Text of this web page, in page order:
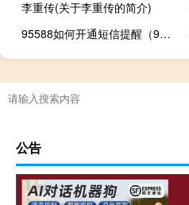
李重传(关于李重传的简介)
95588如何开通短信提醒（95599如何开通短信提醒）
公告